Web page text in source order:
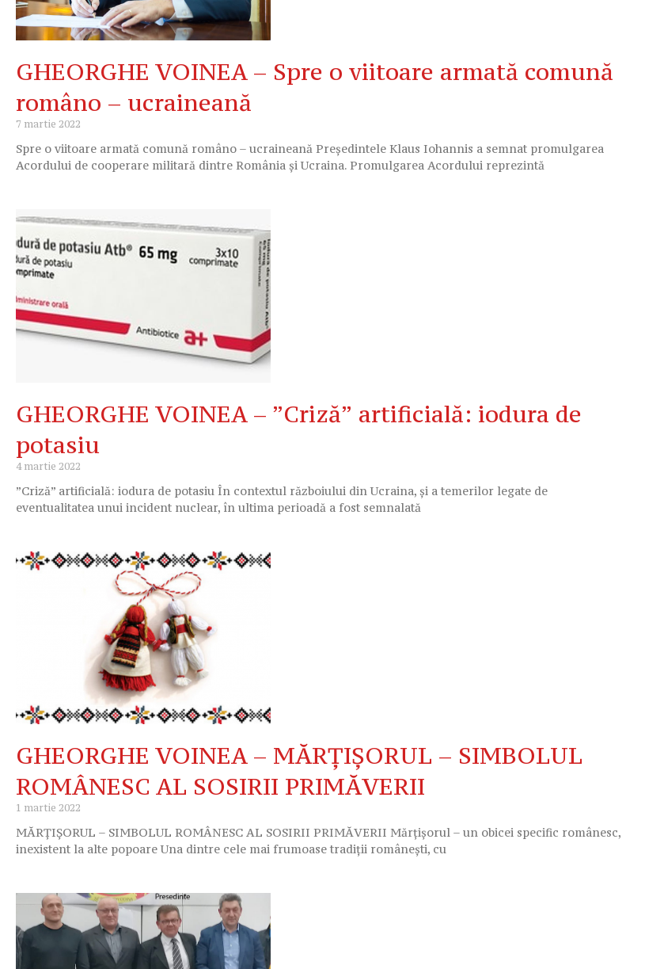
GHEORGHE VOINEA – Spre o viitoare armată comună
româno – ucraineană
7 martie 2022
Spre o viitoare armată comună româno – ucraineană Președintele Klaus Iohannis a semnat promulgarea
Acordului de cooperare militară dintre România și Ucraina. Promulgarea Acordului reprezintă
GHEORGHE VOINEA – ”Criză” artificială: iodura de
potasiu
4 martie 2022
”Criză” artificială: iodura de potasiu În contextul războiului din Ucraina, și a temerilor legate de
eventualitatea unui incident nuclear, în ultima perioadă a fost semnalată
GHEORGHE VOINEA – MĂRȚIȘORUL – SIMBOLUL
ROMÂNESC AL SOSIRII PRIMĂVERII
1 martie 2022
MĂRȚIȘORUL – SIMBOLUL ROMÂNESC AL SOSIRII PRIMĂVERII Mărţişorul – un obicei specific românesc,
inexistent la alte popoare Una dintre cele mai frumoase tradiţii româneşti, cu